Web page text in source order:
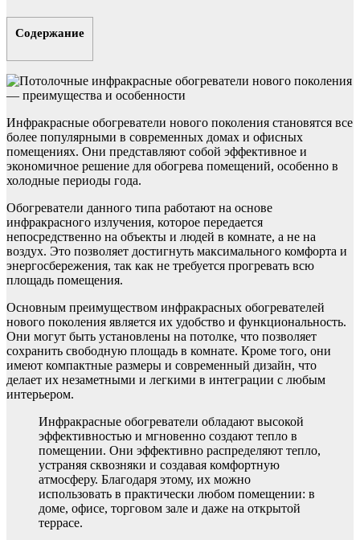
Содержание
Инфракрасные обогреватели нового поколения становятся все
более популярными в современных домах и офисных
помещениях. Они представляют собой эффективное и
экономичное решение для обогрева помещений, особенно в
холодные периоды года.
Обогреватели данного типа работают на основе
инфракрасного излучения, которое передается
непосредственно на объекты и людей в комнате, а не на
воздух. Это позволяет достигнуть максимального комфорта и
энергосбережения, так как не требуется прогревать всю
площадь помещения.
Основным преимуществом инфракрасных обогревателей
нового поколения является их удобство и функциональность.
Они могут быть установлены на потолке, что позволяет
сохранить свободную площадь в комнате. Кроме того, они
имеют компактные размеры и современный дизайн, что
делает их незаметными и легкими в интеграции с любым
интерьером.
Инфракрасные обогреватели обладают высокой
эффективностью и мгновенно создают тепло в
помещении. Они эффективно распределяют тепло,
устраняя сквозняки и создавая комфортную
атмосферу. Благодаря этому, их можно
использовать в практически любом помещении: в
доме, офисе, торговом зале и даже на открытой
террасе.